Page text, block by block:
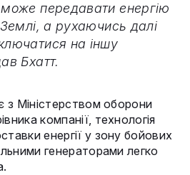
передавати енергію
а рухаючись далі
на іншу
Бхатт.
з Міністерством оборони
компанії, технологія
енергії у зону бойових
генераторами легко